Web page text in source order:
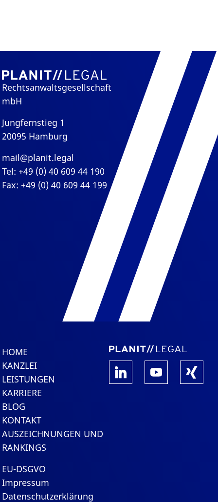
Rechtsanwaltsgesellschaft
mbH
Jungfernstieg 1
20095 Hamburg
mail@planit.legal
Tel: +49 (0) 40 609 44 190
Fax: +49 (0) 40 609 44 199
HOME
KANZLEI
LEISTUNGEN
KARRIERE
BLOG
KONTAKT
AUSZEICHNUNGEN UND
RANKINGS
EU-DSGVO
Impressum
Datenschutzerklärung